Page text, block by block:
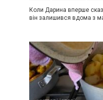
Коли Дарина вперше
він залишився вдома з